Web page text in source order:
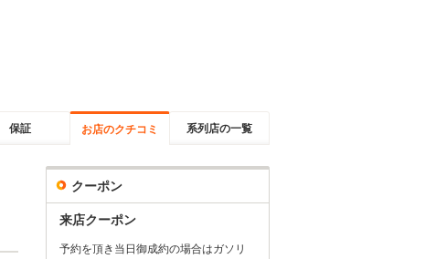
保証 お店のクチコミ 系列店の一覧
クーポン
来店クーポン
予約を頂き当日御成約の場合はガソリ